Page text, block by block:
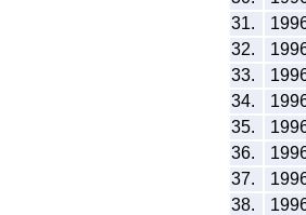
31.
32.
33.
34.
35.
36.
37.
38.